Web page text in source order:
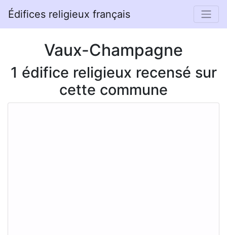
Édifices religieux français
Vaux-Champagne
1 édifice religieux recensé sur
cette commune